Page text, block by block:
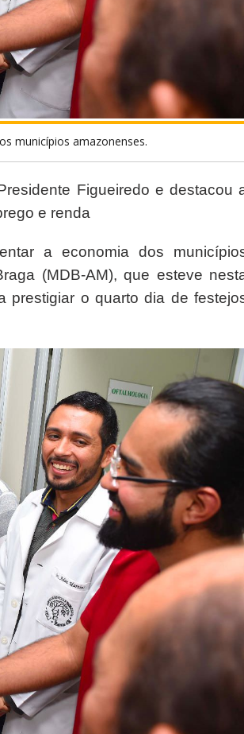
municípios amazonenses.
Figueiredo e destacou
e renda
a economia dos
(MDB-AM), que esteve
prestigiar o quarto dia de